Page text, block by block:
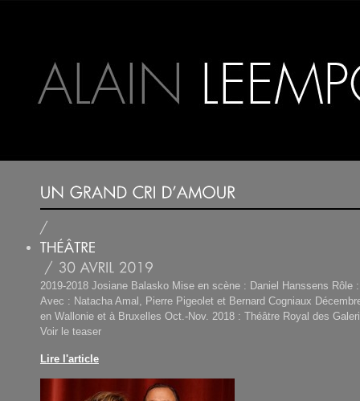
2019-2018 Josiane Balasko Mise en scène : Daniel Hanssens Rôle
Avec : Natacha Amal, Pierre Pigeolet et Bernard Cogniaux
en Wallonie et à Bruxelles Oct.-Nov. 2018 : Théâtre Royal des
Voir le teaser
Lire l'article